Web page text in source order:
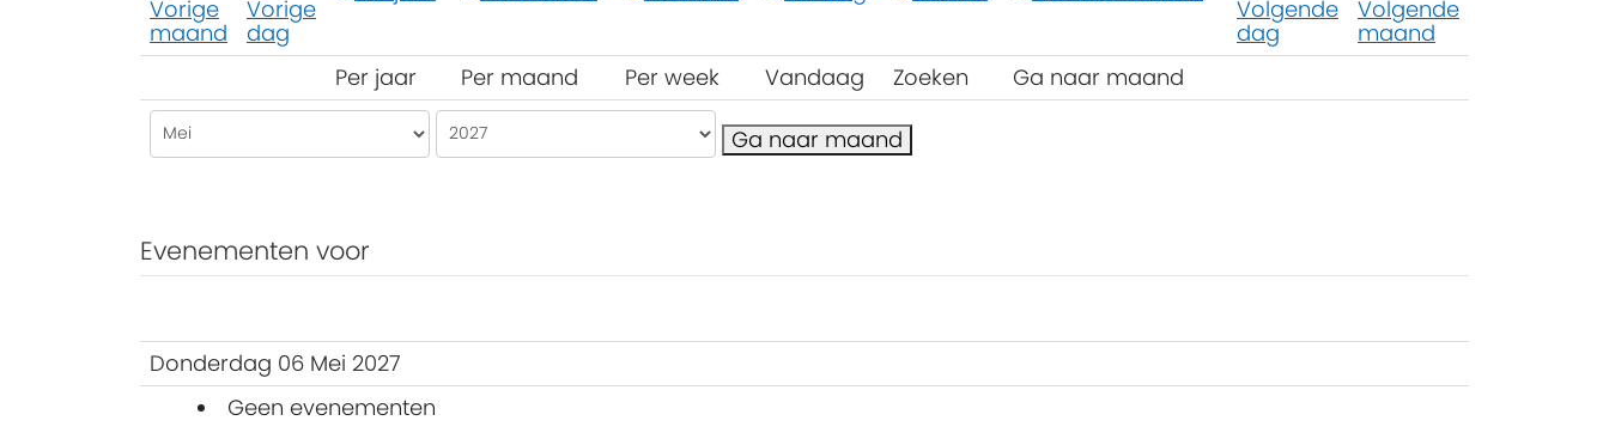
Per jaar Per maand Per week Vandaag Zoeken Ga naar maand
Ga naar maand
Evenementen voor
Donderdag 06 Mei 2027
Geen evenementen